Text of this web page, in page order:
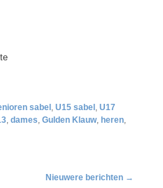
sabel , U15 sabel , U17
, dames, Gulden Klauw, heren,
Nieuwere berichten →